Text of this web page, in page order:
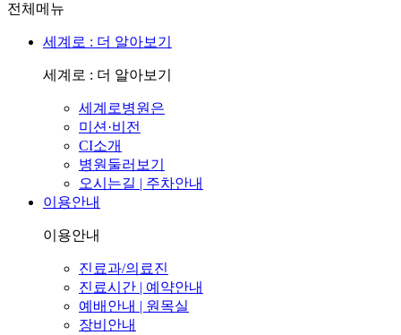
전체메뉴
세계로 : 더 알아보기
세계로 : 더 알아보기
세계로병원은
미션·비전
CI소개
병원둘러보기
오시는길 | 주차안내
이용안내
이용안내
진료과/의료진
진료시간 | 예약안내
예배안내 | 원목실
장비안내